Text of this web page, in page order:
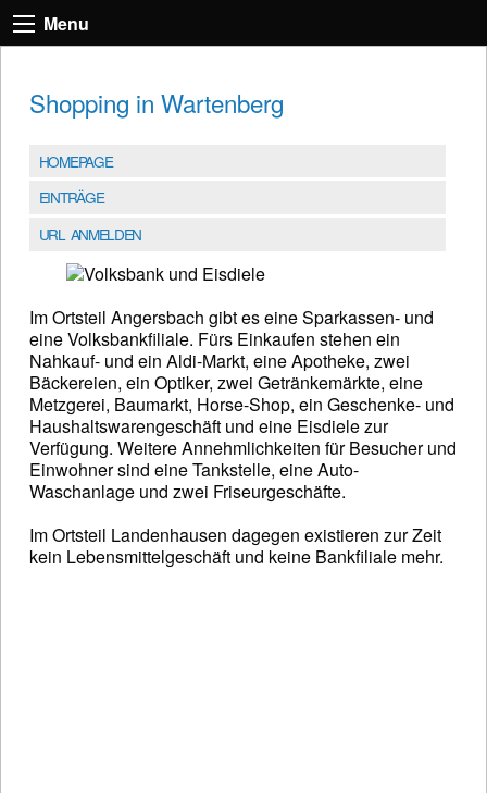
Menu
Shopping in Wartenberg
HOMEPAGE
EINTRÄGE
URL ANMELDEN
Im Ortsteil Angersbach gibt es eine Sparkassen- und
eine Volksbankfiliale. Fürs Einkaufen stehen ein
Nahkauf- und ein Aldi-Markt, eine Apotheke, zwei
Bäckereien, ein Optiker, zwei Getränkemärkte, eine
Metzgerei, Baumarkt, Horse-Shop, ein Geschenke- und
Haushaltswarengeschäft und eine Eisdiele zur
Verfügung. Weitere Annehmlichkeiten für Besucher und
Einwohner sind eine Tankstelle, eine Auto-
Waschanlage und zwei Friseurgeschäfte.
Im Ortsteil Landenhausen dagegen existieren zur Zeit
kein Lebensmittelgeschäft und keine Bankfiliale mehr.